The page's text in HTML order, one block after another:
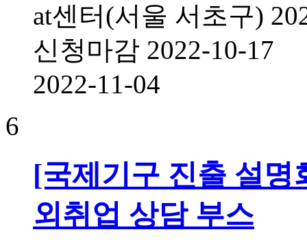
at센터(서울 서초구)
신청마감 2022-10-17
2022-11-04
6
[국제기구 진출 설명
외취업 상담 부스